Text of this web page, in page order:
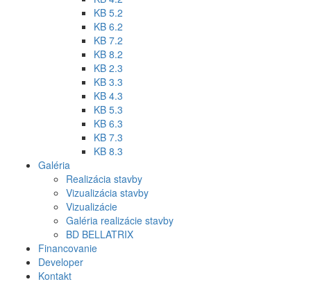
KB 5.2
KB 6.2
KB 7.2
KB 8.2
KB 2.3
KB 3.3
KB 4.3
KB 5.3
KB 6.3
KB 7.3
KB 8.3
Galéria
Realizácia stavby
Vizualizácia stavby
Vizualizácie
Galéria realizácie stavby
BD BELLATRIX
Financovanie
Developer
Kontakt